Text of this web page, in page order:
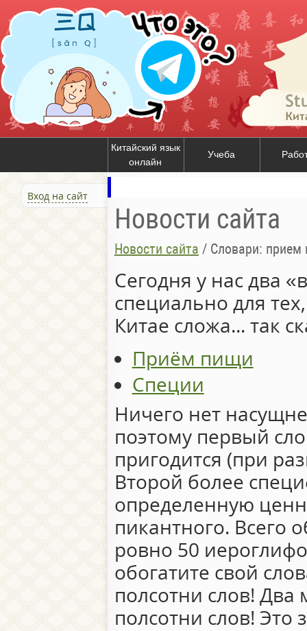
Китайский язык
онлайн
Учеба
Вход на сайт
Новости сайта
Новости сайта / Словари: прием
Сегодня у нас два
специально для
Китае сложа... так
Приём пищи
Специи
Ничего нет
поэтому первый
пригодится (при
Второй более
определенную
пикантного. Всего
ровно 50
обогатите свой
полсотни слов! Два
полсотни слов! Это